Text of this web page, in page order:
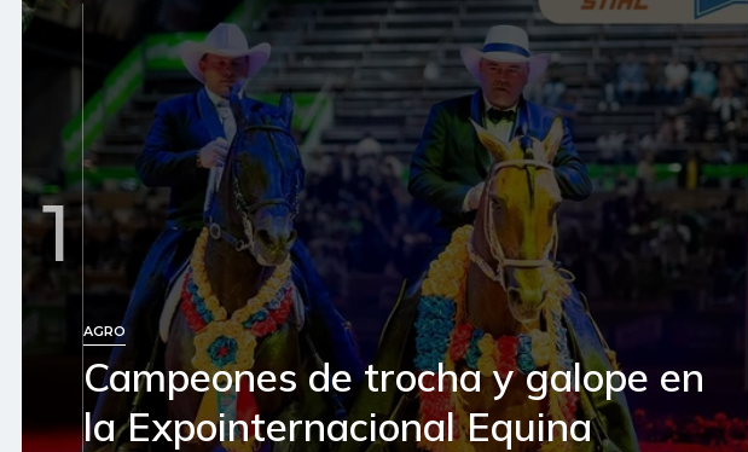
1
AGRO
Campeones de trocha y galope en
la Expointernacional Equina